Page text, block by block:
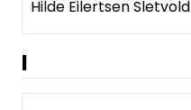
Hilde Eilertsen Sletvold
I